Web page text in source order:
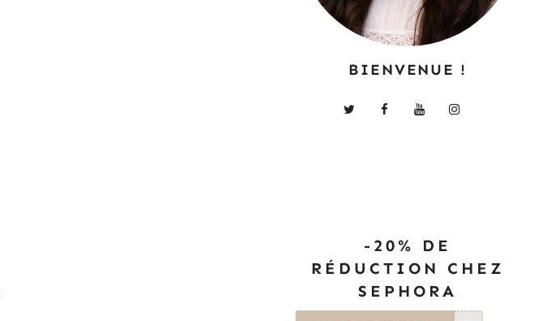
BIENVENUE !
-20% DE
RÉDUCTION CHEZ
SEPHORA